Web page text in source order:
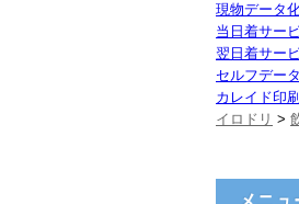
現物データ
当日着サー
翌日着サー
セルフデー
カレイド印刷
イロドリ >